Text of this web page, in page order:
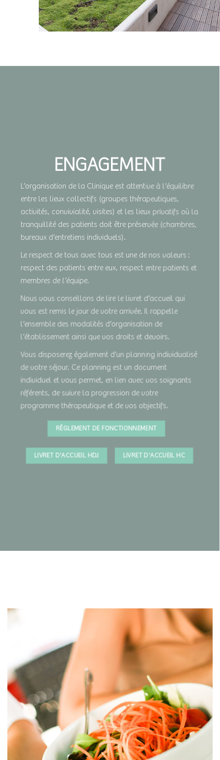
ENGAGEMENT
L’organisation de la Clinique est attentive à l’équilibre
entre les lieux collectifs (groupes thérapeutiques,
activités, convivialité, visites) et les lieux privatifs où la
tranquillité des patients doit être préservée (chambres,
bureaux d’entretiens individuels).
Le respect de tous avec tous est une de nos valeurs :
respect des patients entre eux, respect entre patients et
membres de l’équipe.
Nous vous conseillons de lire le livret d’accueil qui
vous est remis le jour de votre arrivée. Il rappelle
l’ensemble des modalités d’organisation de
l’établissement ainsi que vos droits et devoirs.
Vous disposerez également d’un planning individualisé
de votre séjour. Ce planning est un document
individuel et vous permet, en lien avec vos soignants
référents, de suivre la progression de votre
programme thérapeutique et de vos objectifs.
RÈGLEMENT DE FONCTIONNEMENT
LIVRET D'ACCUEIL HDJ LIVRET D'ACCUEIL HC